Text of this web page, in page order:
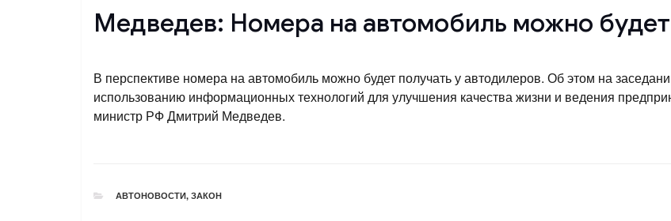
Медведев: Номера на автомобиль можно будет
В перспективе номера на автомобиль можно будет получать у автодилеров. Об этом на
использованию информационных технологий для улучшения качества жизни и ведения
министр РФ Дмитрий Медведев.
РУБРИКИ
АВТОНОВОСТИ, ЗАКОН